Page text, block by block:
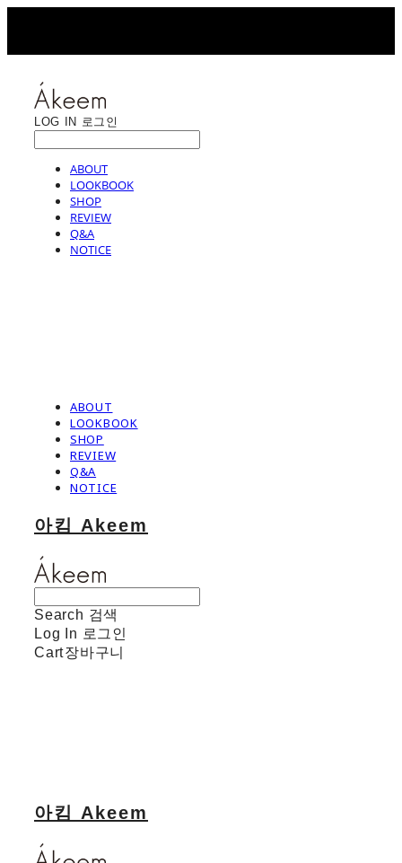
LOG IN 로그인
ABOUT
LOOKBOOK
SHOP
REVIEW
Q&A
NOTICE
ABOUT
LOOKBOOK
SHOP
REVIEW
Q&A
NOTICE
아킴 Akeem
Search 검색
Log In 로그인
Cart장바구니
아킴 Akeem